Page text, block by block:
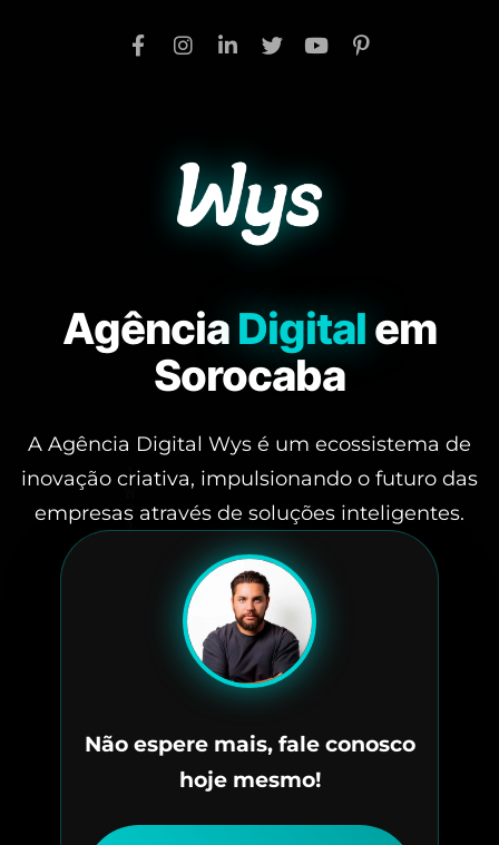
AgênciaDigitalem
Sorocaba
A Agência Digital Wys é um ecossistema de
inovação criativa, impulsionando o futuro das
empresas através de soluções inteligentes.
Não espere mais, fale conosco
hoje mesmo!